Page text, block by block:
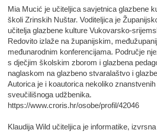
Mia Mucić je učiteljica savjetnica glazbene
školi Zrinskih Nuštar. Voditeljica je
učitelja glazbene kulture Vukovarsko-
Redovito izlaže na županijskim,
međunarodnim konferencijama. Područje
s dječjim školskim zborom i glazbena
naglaskom na glazbeno stvaralaštvo i
Autorica je i koautorica nekoliko
sveučilišnoga udžbenika.
https://www.croris.hr/osobe/profil/42046
Klaudija Wild učiteljica je informatike,